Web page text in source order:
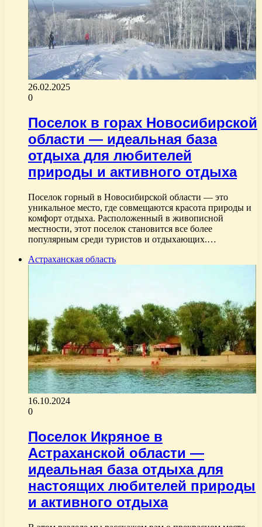
26.02.2025
0
Поселок в горах Новосибирской
области — идеальная база
отдыха для любителей
природы и активного отдыха
Поселок горный в Новосибирской области — это
уникальное место, где совмещаются красота природы и
комфорт отдыха. Расположенный в живописной
местности, этот поселок становится все более
популярным среди туристов и отдыхающих.…
Астраханская область
16.10.2024
0
Поселок Икряное в
Астраханской области —
идеальная база отдыха для
настоящих любителей природы
и активного отдыха